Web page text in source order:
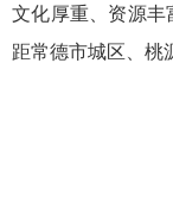
文化厚重、资源丰
距常德市城区、桃